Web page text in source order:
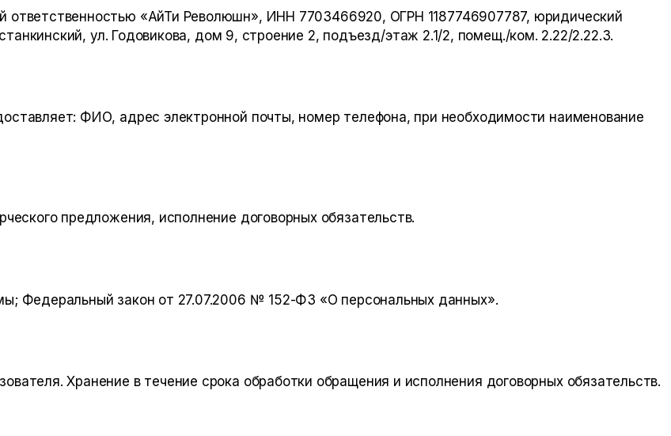
ответственностью «АйТи Революшн», ИНН 7703466920, ОГРН 1187746907787, юридический
ул. Годовикова, дом 9, строение 2, подъезд/этаж 2.1/2, помещ./ком. 2.22/2.22.3.
ФИО, адрес электронной почты, номер телефона, при необходимости наименование
предложения, исполнение договорных обязательств.
Федеральный закон от 27.07.2006 № 152-ФЗ «О персональных данных».
Хранение в течение срока обработки обращения и исполнения договорных обязательств.